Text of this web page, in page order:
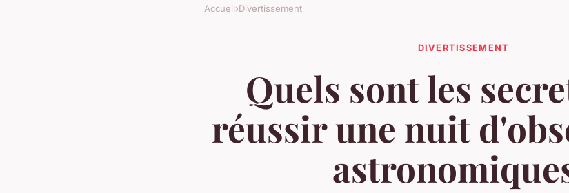
Accueil›Divertissement
DIVERTISSEMENT
Quels sont les
réussir une nuit